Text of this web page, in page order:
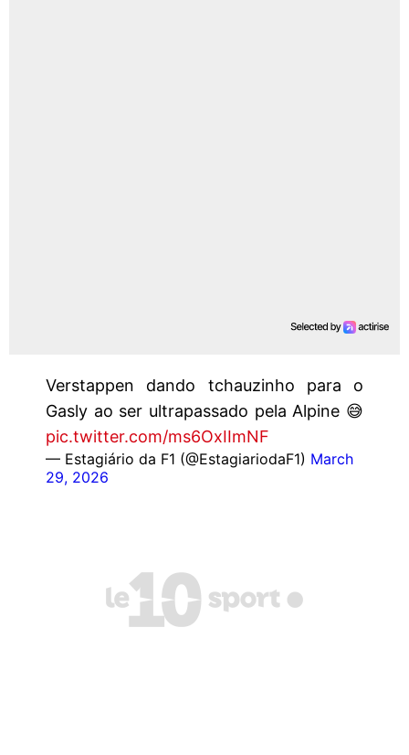
Verstappen dando tchauzinho para o
Gasly ao ser ultrapassado pela Alpine 😅
pic.twitter.com/ms6OxIImNF
— Estagiário da F1 (@EstagiariodaF1) March
29, 2026